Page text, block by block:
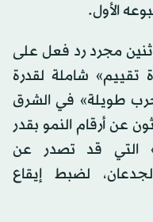
الأول.
مجرد رد فعل على
شاملة لقدرة
طويلة» في الشرق
عن أرقام النمو بقدر
التي قد تصدر عن
لضبط إيقاع